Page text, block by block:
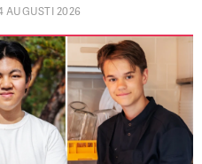
AUGUSTI 2026